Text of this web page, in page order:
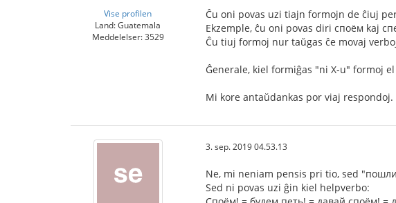
Vise profilen
Land: Guatemala
Meddelelser: 3529
Ĉu oni povas uzi tiajn formojn de ĉiuj
Ekzemple, ĉu oni povas diri споём kaj
Ĉu tiuj formoj nur taŭgas ĉe movaj
Ĝenerale, kiel formiĝas "ni X-u" formoj
Mi kore antaŭdankas por viaj respondoj.
3. sep. 2019 04.53.13
Ne, mi neniam pensis pri tio, sed
Sed ni povas uzi ĝin kiel helpverbo: